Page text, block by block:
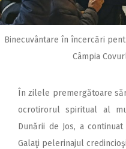
Binecuvântare în încercări
Câmpia
În zilele premergătoare
ocrotirorul spiritual al
Dunării de Jos, a
Galaţi pelerinajul